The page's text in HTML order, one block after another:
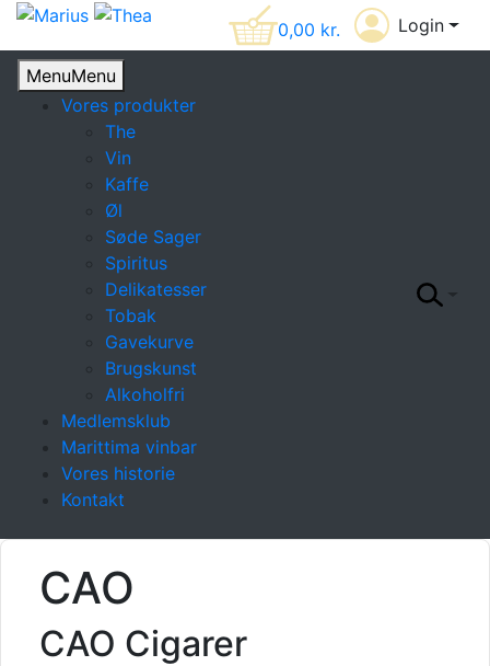
0,00 kr. Login
MenuMenu
Vores produkter
The
Vin
Kaffe
Øl
Søde Sager
Spiritus
Delikatesser
Tobak
Gavekurve
Brugskunst
Alkoholfri
Medlemsklub
Marittima vinbar
Vores historie
Kontakt
CAO
CAO Cigarer